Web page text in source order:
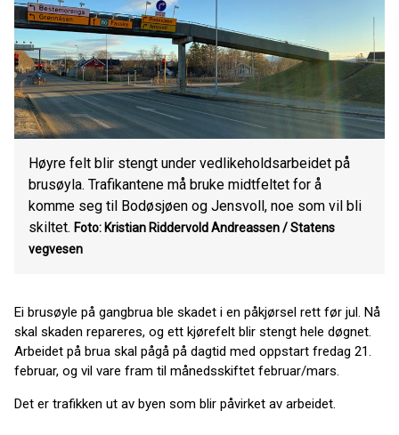
Høyre felt blir stengt under vedlikeholdsarbeidet på
brusøyla. Trafikantene må bruke midtfeltet for å
komme seg til Bodøsjøen og Jensvoll, noe som vil bli
skiltet. Foto: Kristian Riddervold Andreassen / Statens
vegvesen
Ei brusøyle på gangbrua ble skadet i en påkjørsel rett før jul. Nå
skal skaden repareres, og ett kjørefelt blir stengt hele døgnet.
Arbeidet på brua skal pågå på dagtid med oppstart fredag 21.
februar, og vil vare fram til månedsskiftet februar/mars.
Det er trafikken ut av byen som blir påvirket av arbeidet.